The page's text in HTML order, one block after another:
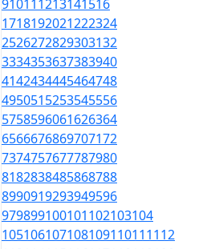
910111213141516
1718192021222324
2526272829303132
3334353637383940
4142434445464748
4950515253545556
5758596061626364
6566676869707172
7374757677787980
8182838485868788
8990919293949596
979899100101102103104
105106107108109110111112